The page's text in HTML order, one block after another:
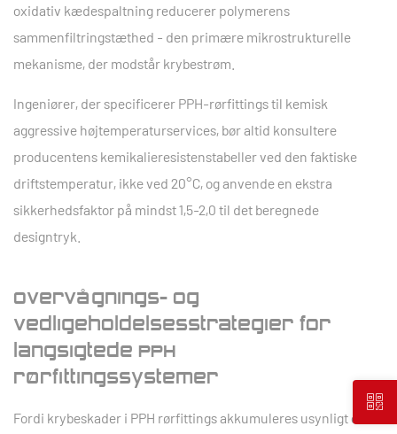
oxidativ kædespaltning reducerer polymerens
sammenfiltringstæthed - den primære mikrostrukturelle
mekanisme, der modstår krybestrøm.
Ingeniører, der specificerer PPH-rørfittings til kemisk
aggressive højtemperaturservices, bør altid konsultere
producentens kemikalieresistenstabeller ved den faktiske
driftstemperatur, ikke ved 20°C, og anvende en ekstra
sikkerhedsfaktor på mindst1,5-2,0 til det beregnede
designtryk.
Overvågnings- og
vedligeholdelsesstrategier for
langsigtede PPH
rørfittingssystemer
Fordi krybeskader i PPH rørfittings akkumuleres usynligt over